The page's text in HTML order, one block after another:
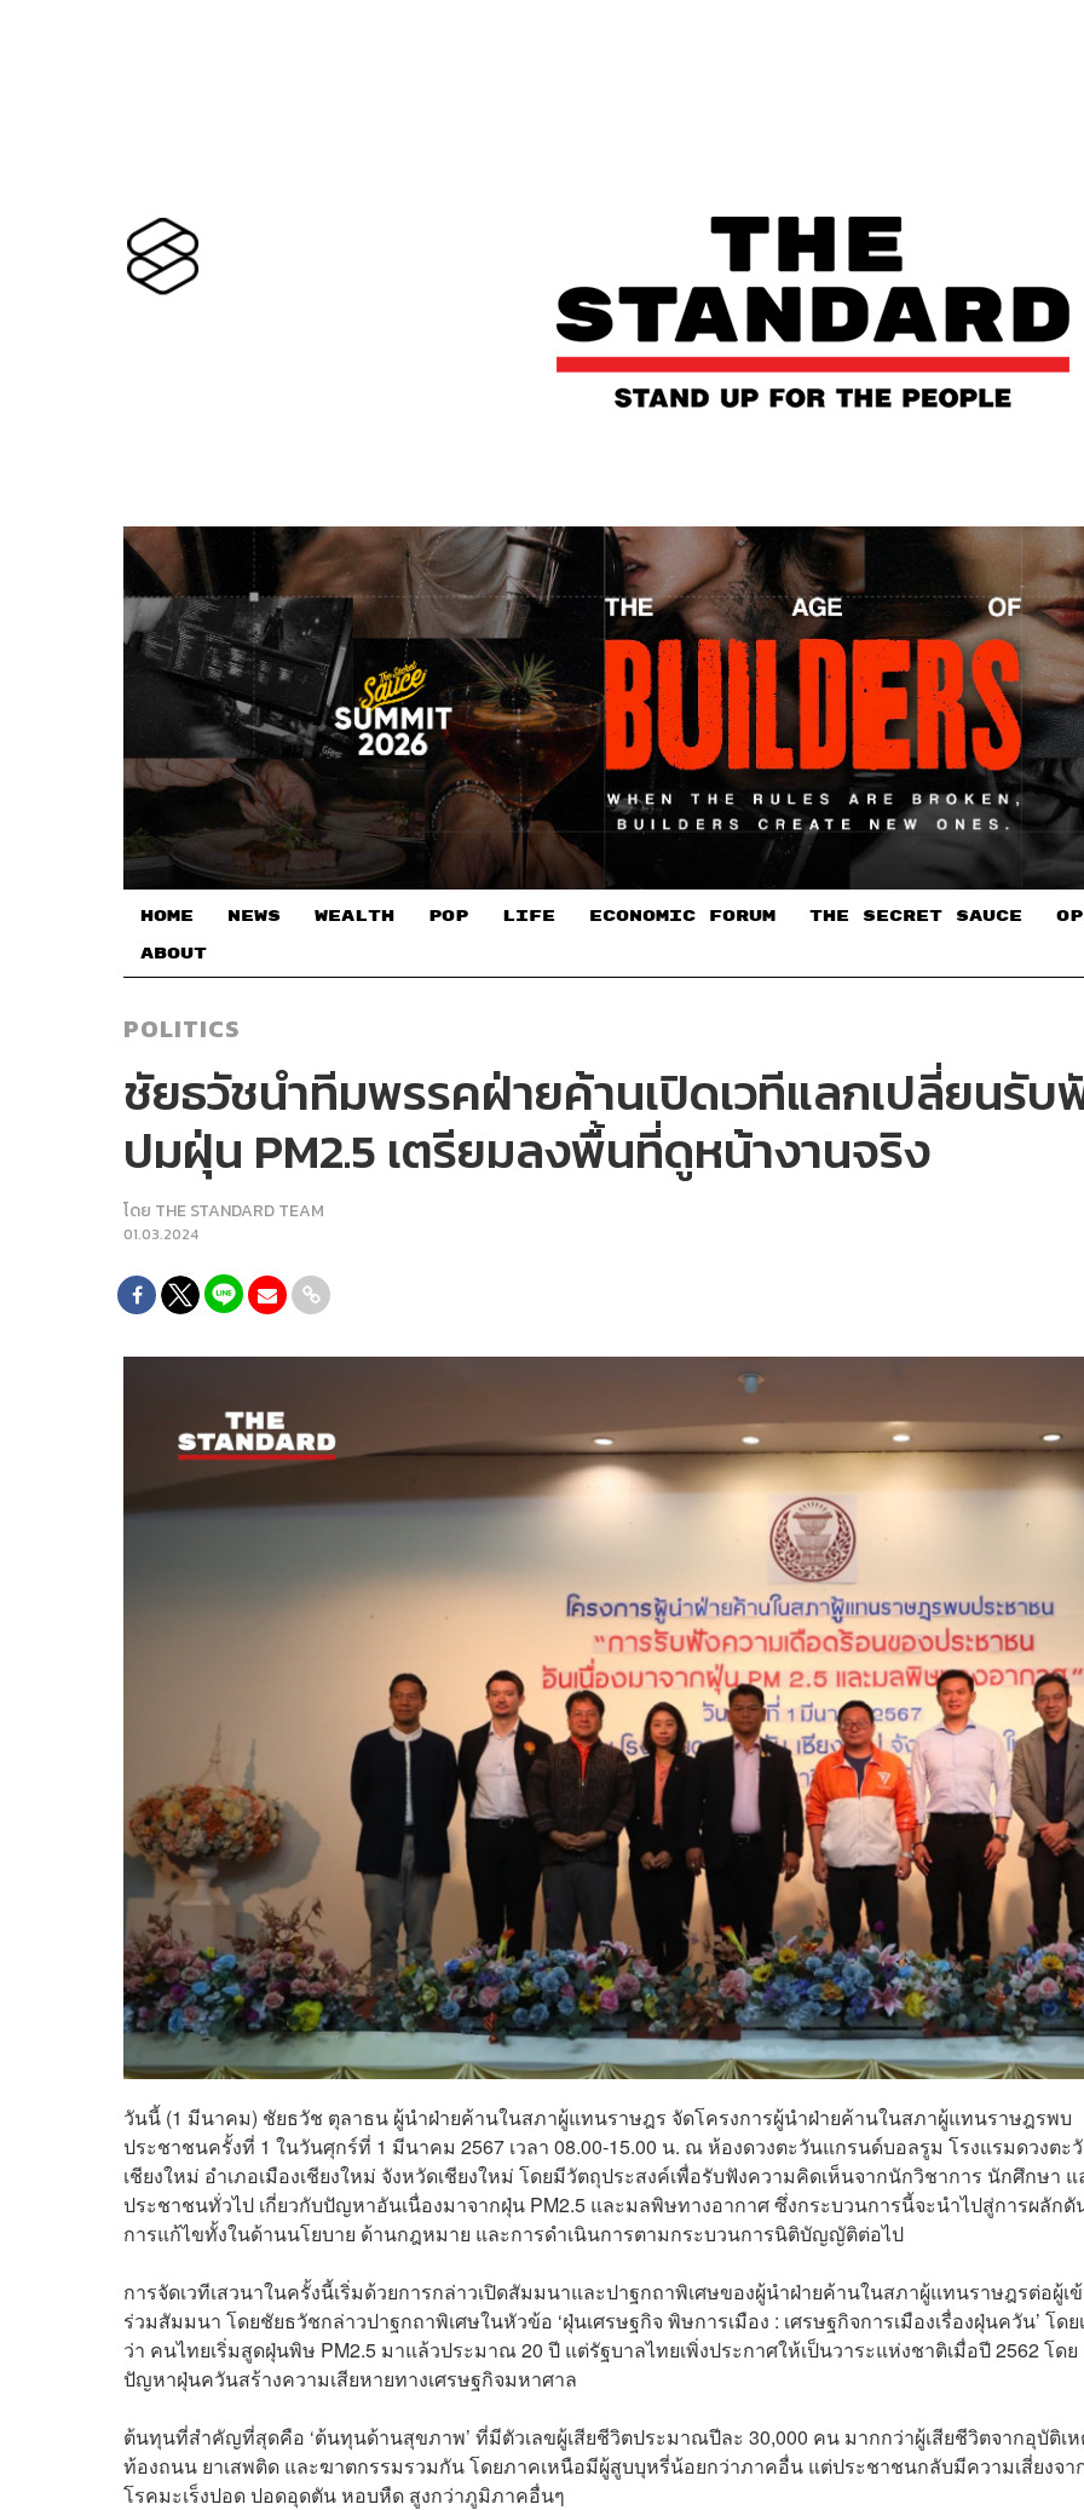
HOME NEWS WEALTH POP LIFE ECONOMIC FORUM THE SECRET SAUCE​
ABOUT
POLITICS
ชัยธวัชนำทีมพรรคฝ่ายค้านเปิดเวทีแลกเปลี่ยนรับ
ปมฝุ่น PM2.5 เตรียมลงพื้นที่ดูหน้างานจริง
โดย THE STANDARD TEAM
01.03.2024
วันนี้ (1 มีนาคม) ชัยธวัช ตุลาธน ผู้นำฝ่ายค้านในสภาผู้แทนราษฎร จัดโครงการผู้นำฝ่ายค้านในสภาผู้แทนราษฎรพบ
ประชาชนครั้งที่ 1 ในวันศุกร์ที่ 1 มีนาคม 2567 เวลา 08.00-15.00 น. ณ ห้องดวงตะวันแกรนด์บอลรูม โรงแรมดวงตะ
เชียงใหม่ อำเภอเมืองเชียงใหม่ จังหวัดเชียงใหม่ โดยมีวัตถุประสงค์เพื่อรับฟังความคิดเห็นจากนักวิชาการ นักศึกษา แ
ประชาชนทั่วไป เกี่ยวกับปัญหาอันเนื่องมาจากฝุ่น PM2.5 และมลพิษทางอากาศ ซึ่งกระบวนการนี้จะนำไปสู่การผลักดั
การแก้ไขทั้งในด้านนโยบาย ด้านกฎหมาย และการดำเนินการตามกระบวนการนิติบัญญัติต่อไป
การจัดเวทีเสวนาในครั้งนี้เริ่มด้วยการกล่าวเปิดสัมมนาและปาฐกถาพิเศษของผู้นำฝ่ายค้านในสภาผู้แทนราษฎรต่อผู้เ
ร่วมสัมมนา โดยชัยธวัชกล่าวปาฐกถาพิเศษในหัวข้อ ‘ฝุ่นเศรษฐกิจ พิษการเมือง : เศรษฐกิจการเมืองเรื่องฝุ่นควัน’ โดย
ว่า คนไทยเริ่มสูดฝุ่นพิษ PM2.5 มาแล้วประมาณ 20 ปี แต่รัฐบาลไทยเพิ่งประกาศให้เป็นวาระแห่งชาติเมื่อปี 2562 โดย
ปัญหาฝุ่นควันสร้างความเสียหายทางเศรษฐกิจมหาศาล
ต้นทุนที่สำคัญที่สุดคือ ‘ต้นทุนด้านสุขภาพ’ ที่มีตัวเลขผู้เสียชีวิตประมาณปีละ 30,000 คน มากกว่าผู้เสียชีวิตจากอุบัติเ
ท้องถนน ยาเสพติด และฆาตกรรมรวมกัน โดยภาคเหนือมีผู้สูบบุหรี่น้อยกว่าภาคอื่น แต่ประชาชนกลับมีความเสี่ยงจา
โรคมะเร็งปอด ปอดอุดตัน หอบหืด สูงกว่าภูมิภาคอื่นๆ